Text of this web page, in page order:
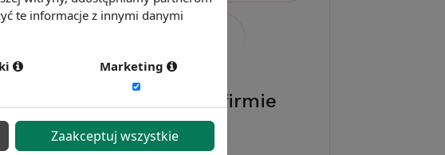
satysfakcji w Twojej firmie
oceny, aktualne benchmarki
branżowe i regionalne.
te informacje z innymi danymi
Marketing
Zaakceptuj wszystkie